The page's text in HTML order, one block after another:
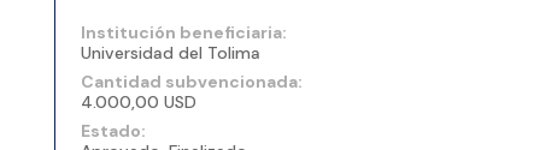
Institución beneficiaria:
Universidad del Tolima
Cantidad subvencionada:
4.000,00 USD
Estado: